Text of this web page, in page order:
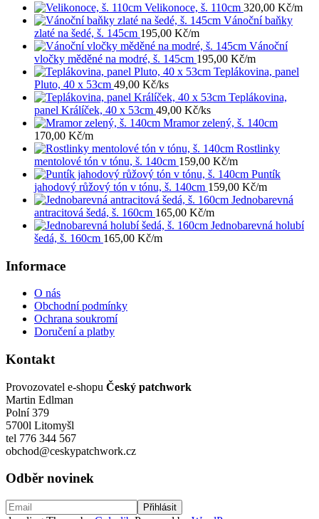
Velikonoce, š. 110cm 320,00 Kč/m
Vánoční baňky
zlaté na šedé, š. 145cm 195,00 Kč/m
Vánoční
vločky měděné na modré, š. 145cm 195,00 Kč/m
Teplákovina, panel
Pluto, 40 x 53cm 49,00 Kč/ks
Teplákovina,
panel Králíček, 40 x 53cm 49,00 Kč/ks
Mramor zelený, š. 140cm
170,00 Kč/m
Rostlinky
mentolové tón v tónu, š. 140cm 159,00 Kč/m
Puntík
jahodový růžový tón v tónu, š. 140cm 159,00 Kč/m
Jednobarevná
antracitová šedá, š. 160cm 165,00 Kč/m
Jednobarevná holubí
šedá, š. 160cm 165,00 Kč/m
Informace
O nás
Obchodní podmínky
Ochrana soukromí
Doručení a platby
Kontakt
Provozovatel e-shopu Český patchwork
Martin Edlman
Polní 379
5700l Litomyšl
tel 776 344 567
obchod@ceskypatchwork.cz
Odběr novinek